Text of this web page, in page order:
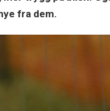
fra dem.